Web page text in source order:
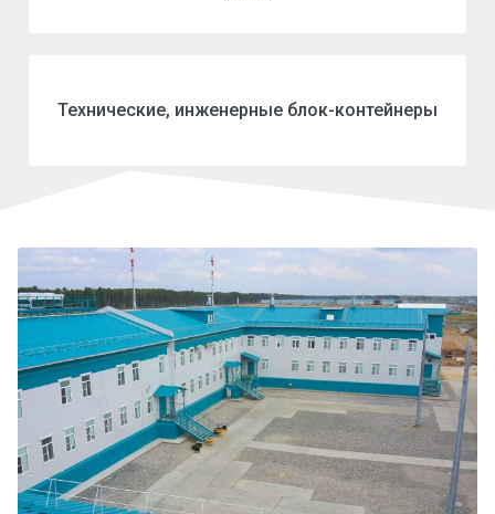
Технические, инженерные блок-контейнеры